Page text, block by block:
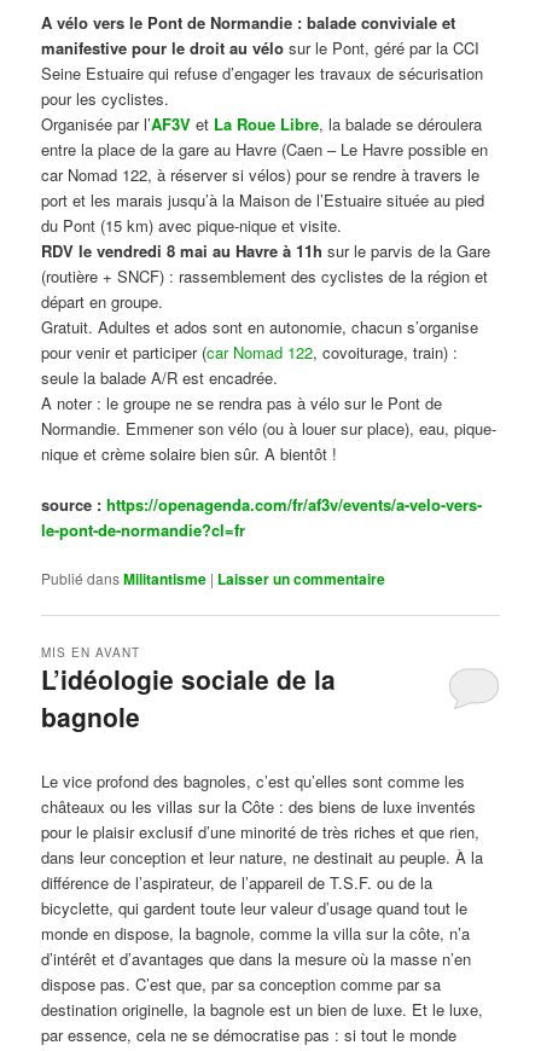
A vélo vers le Pont de Normandie : balade conviviale et
manifestive pour le droit au vélo sur le Pont, géré par la CCI
Seine Estuaire qui refuse d’engager les travaux de sécurisation
pour les cyclistes.
Organisée par l’AF3V et La Roue Libre, la balade se déroulera
entre la place de la gare au Havre (Caen – Le Havre possible en
car Nomad 122, à réserver si vélos) pour se rendre à travers le
port et les marais jusqu’à la Maison de l’Estuaire située au pied
du Pont (15 km) avec pique-nique et visite.
RDV le vendredi 8 mai au Havre à 11h sur le parvis de la Gare
(routière + SNCF) : rassemblement des cyclistes de la région et
départ en groupe.
Gratuit. Adultes et ados sont en autonomie, chacun s’organise
pour venir et participer (car Nomad 122, covoiturage, train) :
seule la balade A/R est encadrée.
A noter : le groupe ne se rendra pas à vélo sur le Pont de
Normandie. Emmener son vélo (ou à louer sur place), eau, pique-
nique et crème solaire bien sûr. A bientôt !
source :https://openagenda.com/fr/af3v/events/a-velo-vers-
le-pont-de-normandie?cl=fr
Publié dansMilitantisme | Laisser un commentaire
L’idéologie sociale de la
bagnole
MIS EN AVANT
Le vice profond des bagnoles, c’est qu’elles sont comme les
châteaux ou les villas sur la Côte : des biens de luxe inventés
pour le plaisir exclusif d’une minorité de très riches et que rien,
dans leur conception et leur nature, ne destinait au peuple. À la
différence de l’aspirateur, de l’appareil de T.S.F. ou de la
bicyclette, qui gardent toute leur valeur d’usage quand tout le
monde en dispose, la bagnole, comme la villa sur la côte, n’a
d’intérêt et d’avantages que dans la mesure où la masse n’en
dispose pas. C’est que, par sa conception comme par sa
destination originelle, la bagnole est un bien de luxe. Et le luxe,
par essence, cela ne se démocratise pas : si tout le monde